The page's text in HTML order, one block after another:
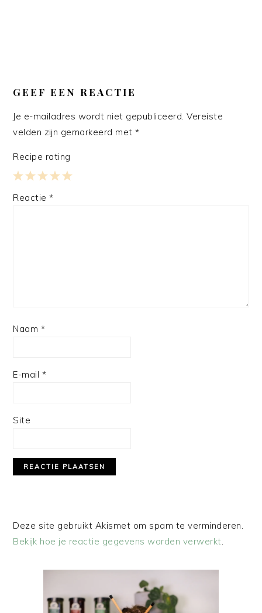
GEEF EEN REACTIE
Je e-mailadres wordt niet gepubliceerd. Vereiste
velden zijn gemarkeerd met*
Recipe rating
4
3
2
1
Reactie*
Naam *
E-mail *
Site
Deze site gebruikt Akismet om spam te verminderen.
Bekijk hoe je reactie gegevens worden verwerkt.